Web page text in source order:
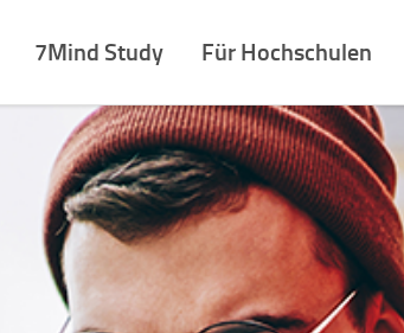
7Mind Study Für Hochschulen